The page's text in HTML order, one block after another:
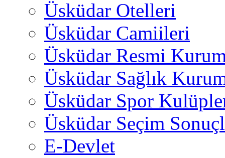
Üsküdar Otelleri
Üsküdar Camiileri
Üsküdar Resmi
Üsküdar Sağlık
Üsküdar Spor
Üsküdar Seçim
E-Devlet